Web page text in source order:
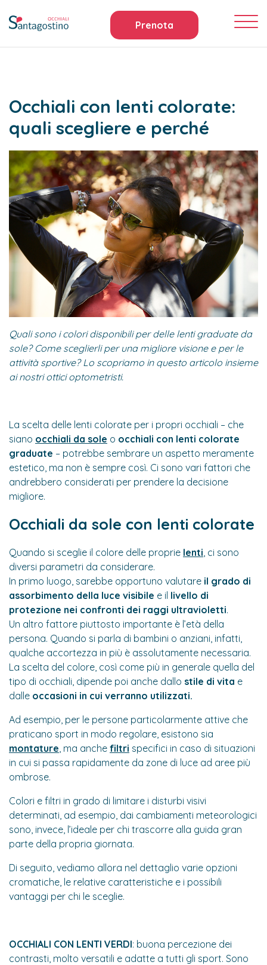
Prenota
Occhiali con lenti colorate:
quali scegliere e perché
Quali sono i colori disponibili per delle lenti graduate da
sole? Come sceglierli per una migliore visione e per le
attività sportive? Lo scopriamo in questo articolo insieme
ai nostri ottici optometristi.
La scelta delle lenti colorate per i propri occhiali – che
siano occhiali da sole o occhiali con lenti colorate
graduate – potrebbe sembrare un aspetto meramente
estetico, ma non è sempre così. Ci sono vari fattori che
andrebbero considerati per prendere la decisione
migliore.
Occhiali da sole con lenti colorate
Quando si sceglie il colore delle proprie lenti , ci sono
diversi parametri da considerare.
In primo luogo, sarebbe opportuno valutare il grado di
assorbimento della luce visibile e il livello di
protezione nei confronti dei raggi ultravioletti.
Un altro fattore piuttosto importante è l’età della
persona. Quando si parla di bambini o anziani, infatti,
qualche accortezza in più è assolutamente necessaria.
La scelta del colore, così come più in generale quella del
tipo di occhiali, dipende poi anche dallo stile di vita e
dalle occasioni in cui verranno utilizzati.
Ad esempio, per le persone particolarmente attive che
praticano sport in modo regolare, esistono sia
montature , ma anche filtri specifici in caso di situazioni
in cui si passa rapidamente da zone di luce ad aree più
ombrose.
Colori e filtri in grado di limitare i disturbi visivi
determinati, ad esempio, dai cambiamenti meteorologici
sono, invece, l’ideale per chi trascorre alla guida gran
parte della propria giornata.
Di seguito, vediamo allora nel dettaglio varie opzioni
cromatiche, le relative caratteristiche e i possibili
vantaggi per chi le sceglie.
OCCHIALI CON LENTI VERDI: buona percezione dei
contrasti, molto versatili e adatte a tutti gli sport. Sono